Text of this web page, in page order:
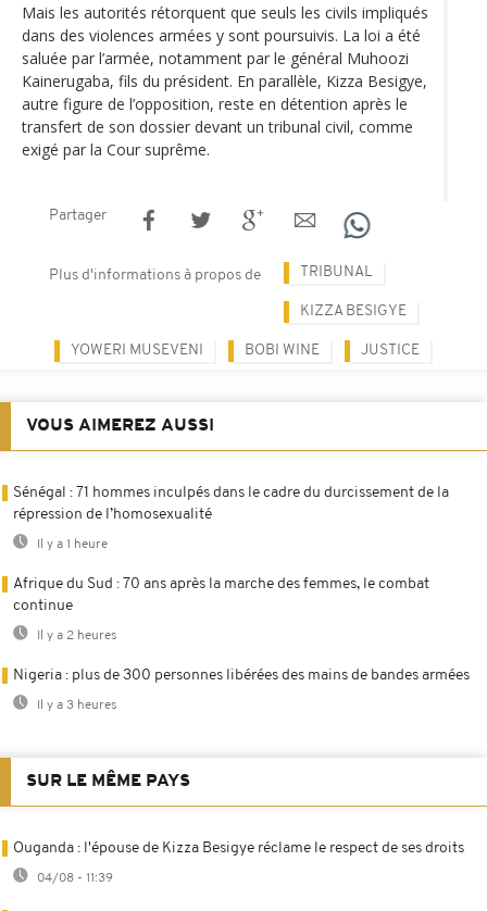
Mais les autorités rétorquent que seuls les civils impliqués
dans des violences armées y sont poursuivis. La loi a été
saluée par l’armée, notamment par le général Muhoozi
Kainerugaba, fils du président. En parallèle, Kizza Besigye,
autre figure de l’opposition, reste en détention après le
transfert de son dossier devant un tribunal civil, comme
exigé par la Cour suprême.
Partager
Plus d'informations à propos de TRIBUNAL
KIZZA BESIGYE
YOWERI MUSEVENI BOBI WINE JUSTICE
VOUS AIMEREZ AUSSI
Sénégal : 71 hommes inculpés dans le cadre du durcissement de la
répression de l’homosexualité
Il y a 1 heure
Afrique du Sud : 70 ans après la marche des femmes, le combat
continue
Il y a 2 heures
Nigeria : plus de 300 personnes libérées des mains de bandes armées
Il y a 3 heures
SUR LE MÊME PAYS
Ouganda : l'épouse de Kizza Besigye réclame le respect de ses droits
04/08 - 11:39